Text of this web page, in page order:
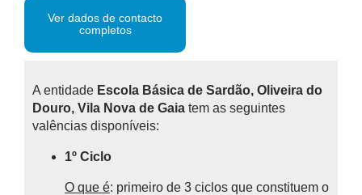
Ver dados de contacto
completos
A entidade Escola Básica de Sardão, Oliveira do
Douro, Vila Nova de Gaia tem as seguintes
valências disponíveis:
1º Ciclo
O que é: primeiro de 3 ciclos que constituem o